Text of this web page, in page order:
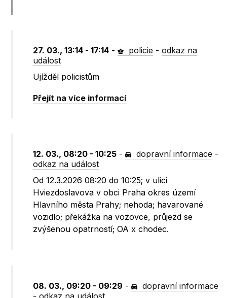
27. 03., 13:14 - 17:14 - policie -odkaz na
událost
Ujížděl policistům
Přejít na více informací
12. 03., 08:20 - 10:25 - dopravní informace -
odkaz na událost
Od 12.3.2026 08:20 do 10:25; v ulici
Hviezdoslavova v obci Praha okres území
Hlavního města Prahy; nehoda; havarované
vozidlo; překážka na vozovce, průjezd se
zvýšenou opatrností; OA x chodec.
08. 03., 09:20 - 09:29 -
dopravní informace
-odkaz na událost